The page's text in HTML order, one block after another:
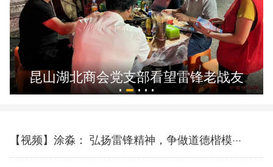
昆山湖北商会党支部看望雷锋老战友
【视频】涂淼： 弘扬雷锋精神，争做道德楷模···